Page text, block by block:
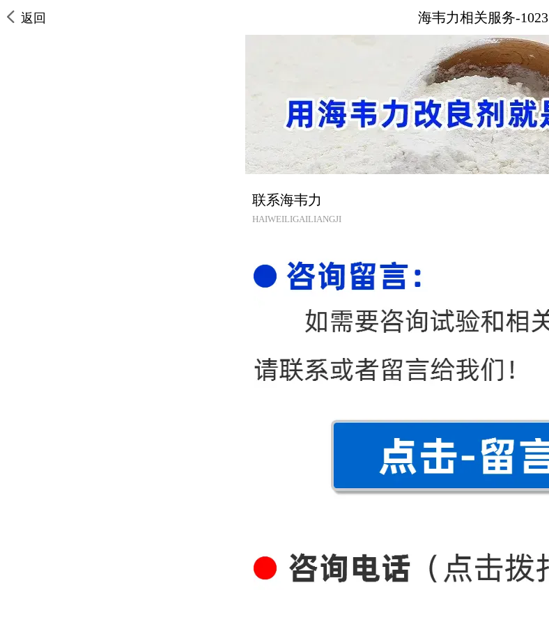
返回 海韦力相关服务-1023
联系海韦力
HAIWEILIGAILIANGJI